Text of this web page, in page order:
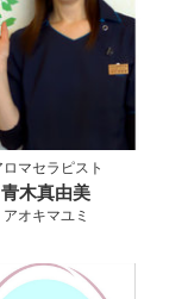
ロマセラピスト
青木真由美
アオキマユミ